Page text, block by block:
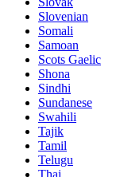
Slovenian
Somali
Samoan
Scots Gaelic
Shona
Sindhi
Sundanese
Swahili
Tajik
Tamil
Telugu